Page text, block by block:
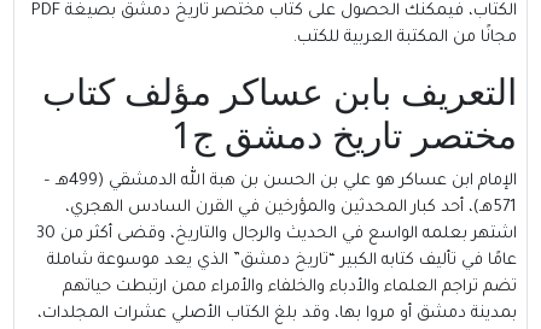
الكتاب، فيمكنك الحصول على كتاب مختصر تاريخ دمشق بصيغة PDF
مجانًا من المكتبة العربية للكتب.
التعريف بابن عساكر مؤلف كتاب
مختصر تاريخ دمشق ج1
الإمام ابن عساكر
هو علي بن الحسن بن هبة الله الدمشقي (499هـ –
571هـ)، أحد كبار المحدثين والمؤرخين في القرن السادس الهجري،
اشتهر بعلمه الواسع في الحديث والرجال والتاريخ، وقضى أكثر من 30
عامًا في تأليف كتابه الكبير “تاريخ دمشق” الذي يعد موسوعة شاملة
تضم تراجم العلماء والأدباء والخلفاء والأمراء ممن ارتبطت حياتهم
بمدينة دمشق أو مروا بها، وقد بلغ الكتاب الأصلي عشرات المجلدات،